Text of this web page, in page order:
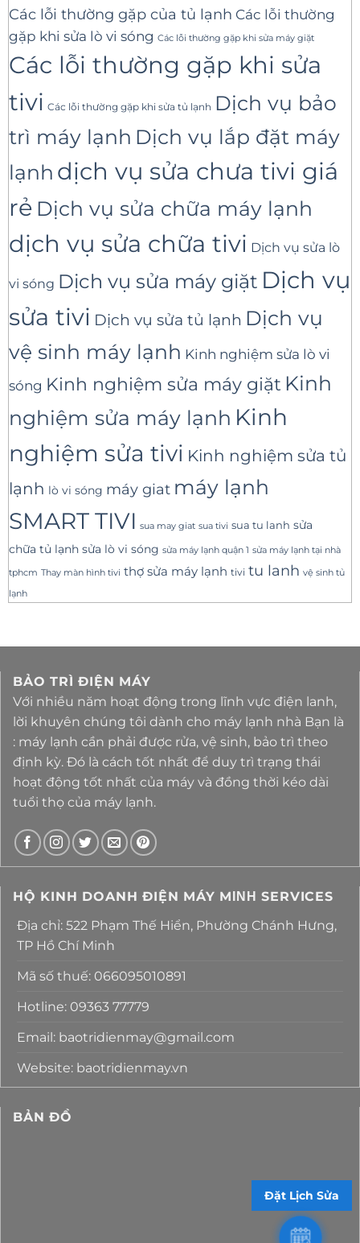
Các lỗi thường gặp của tủ lạnh Các lỗi thường
gặp khi sửa lò vi sóng Các lỗi thường gặp khi sửa máy giặt
Các lỗi thường gặp khi sửa
tivi Các lỗi thường gặp khi sửa tủ lạnh Dịch vụ bảo
trì máy lạnh Dịch vụ lắp đặt máy
lạnh dịch vụ sửa chưa tivi giá
rẻ Dịch vụ sửa chữa máy lạnh
dịch vụ sửa chữa tivi Dịch vụ sửa lò
vi sóng Dịch vụ sửa máy giặt Dịch vụ
sửa tivi Dịch vụ sửa tủ lạnh Dịch vụ
vệ sinh máy lạnh Kinh nghiệm sửa lò vi
sóng Kinh nghiệm sửa máy giặt Kinh
nghiệm sửa máy lạnh Kinh
nghiệm sửa tivi Kinh nghiệm sửa tủ
lạnh lò vi sóng máy giat máy lạnh
SMART TIVI sua may giat sua tivi sua tu lanh sửa
chữa tủ lạnh sửa lò vi sóng sửa máy lạnh quận 1 sửa máy lạnh tại nhà
tphcm Thay màn hình tivi thợ sửa máy lạnh tivi tu lanh vệ sinh tủ
lạnh
BẢO TRÌ ĐIỆN MÁY
Với nhiều năm hoạt động trong lĩnh vực điện lanh,
lời khuyên chúng tôi dành cho máy lạnh nhà Bạn là
: máy lạnh cần phải được rửa, vệ sinh, bảo trì theo
định kỳ. Đó là cách tốt nhất để duy trì trạng thái
hoạt động tốt nhất của máy và đồng thời kéo dài
tuổi thọ của máy lạnh.
HỘ KINH DOANH ĐIỆN MÁY MΙΝΗ SERVICES
Địa chỉ: 522 Phạm Thế Hiển, Phường Chánh Hưng,
TP Hồ Chí Minh
Mã số thuế: 066095010891
Hotline: 09363 77779
Email: baotridienmay@gmail.com
Website: baotridienmay.vn
BẢN ĐỒ
Đặt Lịch Sửa